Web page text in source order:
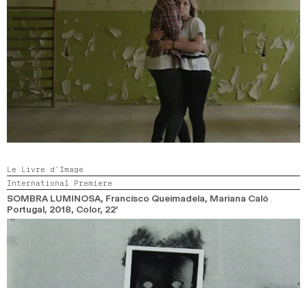
Le Livre d’Image
International Premiere
SOMBRA LUMINOSA, Francisco Queimadela, Mariana Caló
Portugal, 2018, Color, 22’